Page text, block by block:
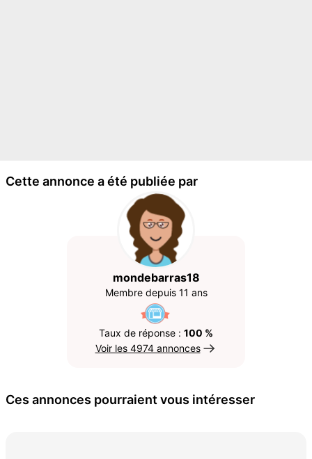
Cette annonce a été publiée par
mondebarras18
Membre depuis 11 ans
Taux de réponse : 100 %
Voir les 4974 annonces
Ces annonces pourraient vous intéresser